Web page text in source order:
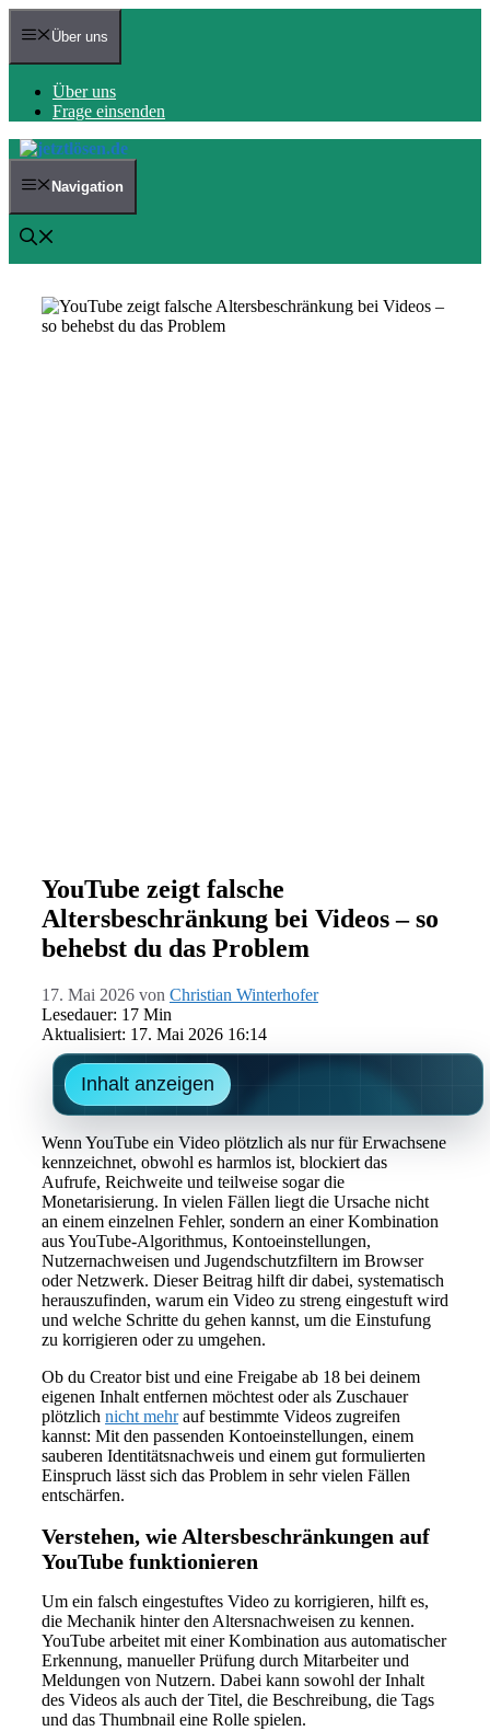
Zum
Inhalt Über uns
Über uns
Frage einsenden
Navigation
YouTube zeigt falsche
Altersbeschränkung bei Videos – so
behebst du das Problem
17. Mai 2026 von Christian Winterhofer
Lesedauer: 17 Min
Aktualisiert: 17. Mai 2026 16:14
Inhalt anzeigen
Wenn YouTube ein Video plötzlich als nur für Erwachsene
kennzeichnet, obwohl es harmlos ist, blockiert das
Aufrufe, Reichweite und teilweise sogar die
Monetarisierung. In vielen Fällen liegt die Ursache nicht
an einem einzelnen Fehler, sondern an einer Kombination
aus YouTube-Algorithmus, Kontoeinstellungen,
Nutzernachweisen und Jugendschutzfiltern im Browser
oder Netzwerk. Dieser Beitrag hilft dir dabei, systematisch
herauszufinden, warum ein Video zu streng eingestuft wird
und welche Schritte du gehen kannst, um die Einstufung
zu korrigieren oder zu umgehen.
Ob du Creator bist und eine Freigabe ab 18 bei deinem
eigenen Inhalt entfernen möchtest oder als Zuschauer
plötzlich nicht mehrauf bestimmte Videos zugreifen
kannst: Mit den passenden Kontoeinstellungen, einem
sauberen Identitätsnachweis und einem gut formulierten
Einspruch lässt sich das Problem in sehr vielen Fällen
entschärfen.
Verstehen, wie Altersbeschränkungen auf
YouTube funktionieren
Um ein falsch eingestuftes Video zu korrigieren, hilft es,
die Mechanik hinter den Altersnachweisen zu kennen.
YouTube arbeitet mit einer Kombination aus automatischer
Erkennung, manueller Prüfung durch Mitarbeiter und
Meldungen von Nutzern. Dabei kann sowohl der Inhalt
des Videos als auch der Titel, die Beschreibung, die Tags
und das Thumbnail eine Rolle spielen.